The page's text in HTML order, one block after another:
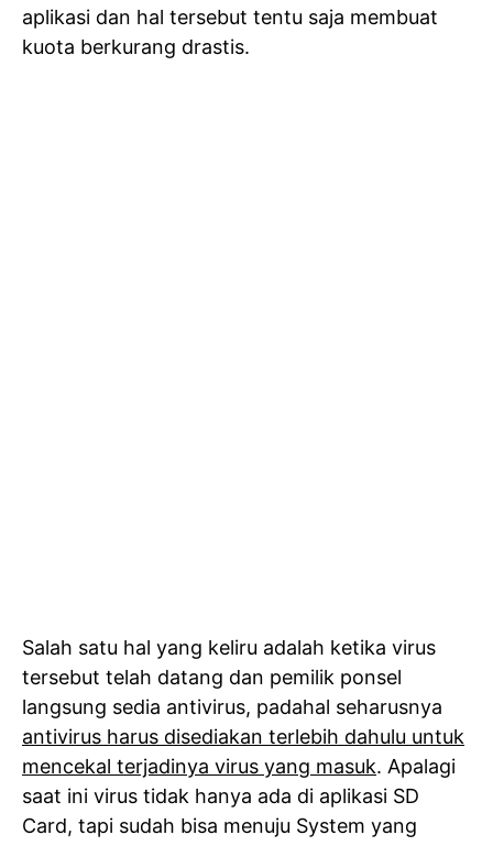
aplikasi dan hal tersebut tentu saja membuat
kuota berkurang drastis.
Salah satu hal yang keliru adalah ketika virus
tersebut telah datang dan pemilik ponsel
langsung sedia antivirus, padahal seharusnya
antivirus harus disediakan terlebih dahulu untuk
mencekal terjadinya virus yang masuk. Apalagi
saat ini virus tidak hanya ada di aplikasi SD
Card, tapi sudah bisa menuju System yang